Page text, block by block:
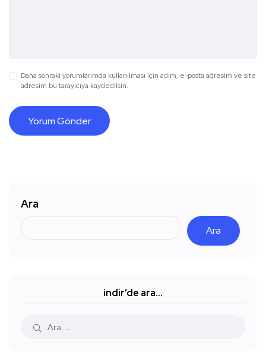
Daha sonraki yorumlarımda kullanılması için adım, e-posta adresim ve site
adresim bu tarayıcıya kaydedilsin.
Ara
Ara
indir’de ara…